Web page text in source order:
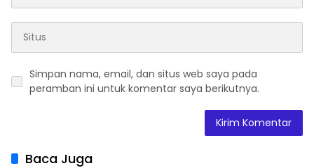
Simpan nama, email, dan situs web saya pada
peramban ini untuk komentar saya berikutnya.
Baca Juga